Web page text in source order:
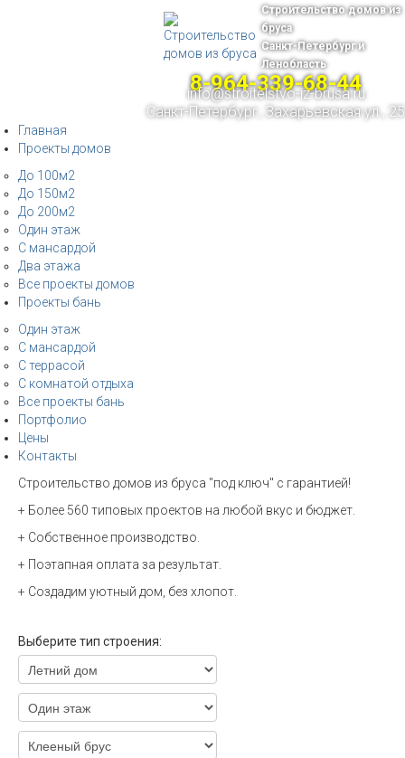
Строительство домов из
бруса
Санкт-Петербург и
Ленобласть
8-964-339-68-44
info@stroitelstvo-iz-brusa.ru
Санкт-Петербург, Захарьевская ул., 25
Главная
Проекты домов
До 100м2
До 150м2
До 200м2
Один этаж
С мансардой
Два этажа
Все проекты домов
Проекты бань
Один этаж
С мансардой
С террасой
С комнатой отдыха
Все проекты бань
Портфолио
Цены
Контакты
Строительство домов из бруса "под ключ" с гарантией!
+ Более 560 типовых проектов на любой вкус и бюджет.
+ Собственное производство.
+ Поэтапная оплата за результат.
+ Создадим уютный дом, без хлопот.
Выберите тип строения: